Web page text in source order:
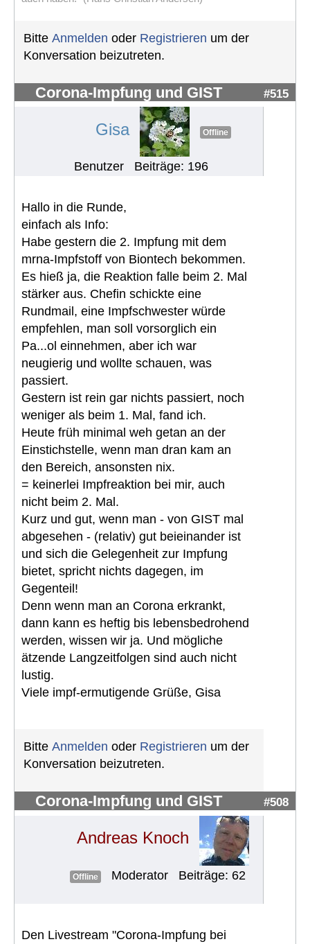
Bitte Anmelden oder Registrieren um der
Konversation beizutreten.
Corona-Impfung und GIST #515
Gisa Offline
Benutzer Beiträge: 196
Hallo in die Runde,
einfach als Info:
Habe gestern die 2. Impfung mit dem
mrna-Impfstoff von Biontech bekommen.
Es hieß ja, die Reaktion falle beim 2. Mal
stärker aus. Chefin schickte eine
Rundmail, eine Impfschwester würde
empfehlen, man soll vorsorglich ein
Pa...ol einnehmen, aber ich war
neugierig und wollte schauen, was
passiert.
Gestern ist rein gar nichts passiert, noch
weniger als beim 1. Mal, fand ich.
Heute früh minimal weh getan an der
Einstichstelle, wenn man dran kam an
den Bereich, ansonsten nix.
= keinerlei Impfreaktion bei mir, auch
nicht beim 2. Mal.
Kurz und gut, wenn man - von GIST mal
abgesehen - (relativ) gut beieinander ist
und sich die Gelegenheit zur Impfung
bietet, spricht nichts dagegen, im
Gegenteil!
Denn wenn man an Corona erkrankt,
dann kann es heftig bis lebensbedrohend
werden, wissen wir ja. Und mögliche
ätzende Langzeitfolgen sind auch nicht
lustig.
Viele impf-ermutigende Grüße, Gisa
Bitte Anmelden oder Registrieren um der
Konversation beizutreten.
Corona-Impfung und GIST #508
Andreas Knoch
Offline Moderator Beiträge: 62
Den Livestream "Corona-Impfung bei